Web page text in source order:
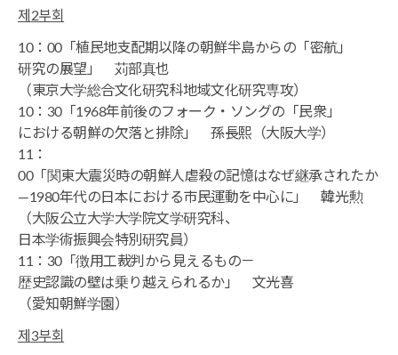
제 2부회
10：00「植民地支配期以降の朝鮮半島からの「密航」
研究の展望」 苅部真也
（東京大学総合文化研究科地域文化研究専攻）
10：30「1968年前後のフォーク・ソングの「民衆」
における朝鮮の欠落と排除」 孫長熙（大阪大学）
11：
00「関東大震災時の朝鮮人虐殺の記憶はなぜ継承されたか
―1980年代の日本における市民運動を中心に」 韓光勲
（大阪公立大学大学院文学研究科、
日本学術振興会特別研究員）
11：30「徴用工裁判から見えるもの－
歴史認識の壁は乗り越えられるか」 文光喜
（愛知朝鮮学園）
제 3부회